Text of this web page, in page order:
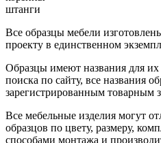
штанги
Все образцы мебели
проекту в единственном
Образцы имеют названия для их
поиска по сайту, все названия
зарегистрированным товарным
Все мебельные изделия могут
образцов по цвету, размеру,
способами монтажа и